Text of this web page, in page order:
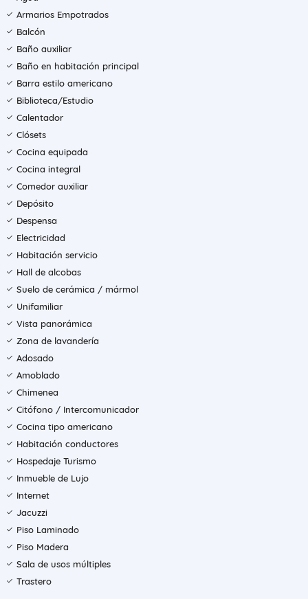
Armarios Empotrados
Balcón
Baño auxiliar
Baño en habitación principal
Barra estilo americano
Biblioteca/Estudio
Calentador
Clósets
Cocina equipada
Cocina integral
Comedor auxiliar
Depósito
Despensa
Electricidad
Habitación servicio
Hall de alcobas
Suelo de cerámica / mármol
Unifamiliar
Vista panorámica
Zona de lavandería
Adosado
Amoblado
Chimenea
Citófono / Intercomunicador
Cocina tipo americano
Habitación conductores
Hospedaje Turismo
Inmueble de Lujo
Internet
Jacuzzi
Piso Laminado
Piso Madera
Sala de usos múltiples
Trastero